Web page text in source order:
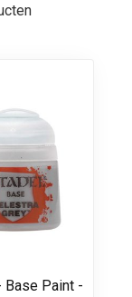
Base Paint -